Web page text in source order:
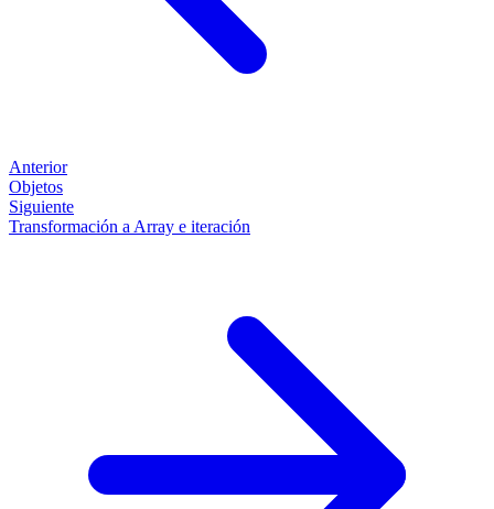
Anterior
Objetos
Siguiente
Transformación a Array e iteración